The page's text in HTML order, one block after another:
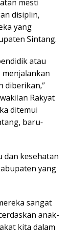
mesti
disiplin,
yang
Sintang.
atau
diberikan,”
Rakyat
ditemui
baru-
dan kesehatan
yang
sangat
anak-
kita dalam